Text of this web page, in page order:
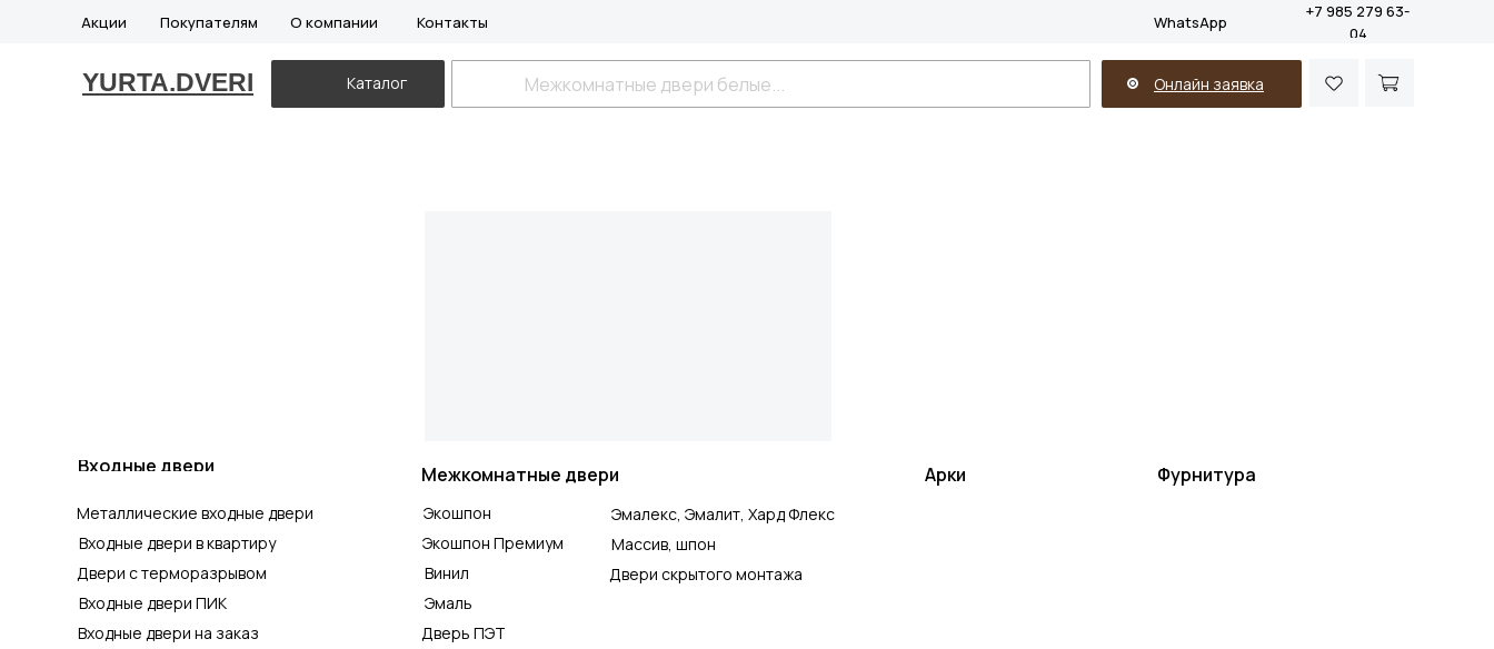
Акции Покупателям О компании Контакты WhatsApp
+7 985 279 63-
04
YURTA.DVERI Каталог Онлайн заявка
Входные двери на заказ
Входные двери ПИК
Двери с терморазрывом
Входные двери в квартиру
Дверь ПЭТ
Эмаль
Винил
Экошпон Премиум
Двери скрытого монтажа
Массив, шпон
Эмалекс, Эмалит, Хард Флекс
Экошпон
Металлические входные двери
Фурнитура
Арки
Межкомнатные двери
Входные двери